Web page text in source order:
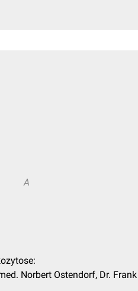
A
Norbert Ostendorf, Dr. Frank